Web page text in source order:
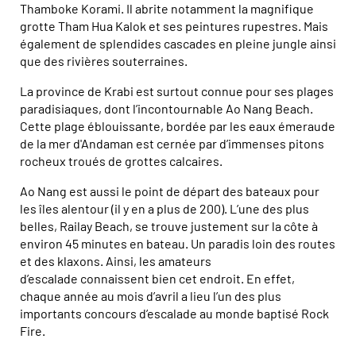
Thamboke Korami. Il abrite notamment la magnifique
grotte Tham Hua Kalok et ses peintures rupestres. Mais
également de splendides cascades en pleine jungle ainsi
que des rivières souterraines.
La province de Krabi est surtout connue pour ses plages
paradisiaques, dont l’incontournable Ao Nang Beach.
Cette plage éblouissante, bordée par les eaux émeraude
de la mer d'Andaman est cernée par d’immenses pitons
rocheux troués de grottes calcaires.
Ao Nang est aussi le point de départ des bateaux pour
les îles alentour (il y en a plus de 200). L’une des plus
belles, Railay Beach, se trouve justement sur la côte à
environ 45 minutes en bateau. Un paradis loin des routes
et des klaxons. Ainsi, les amateurs
d’escalade connaissent bien cet endroit. En effet,
chaque année au mois d’avril a lieu l’un des plus
importants concours d’escalade au monde baptisé Rock
Fire.